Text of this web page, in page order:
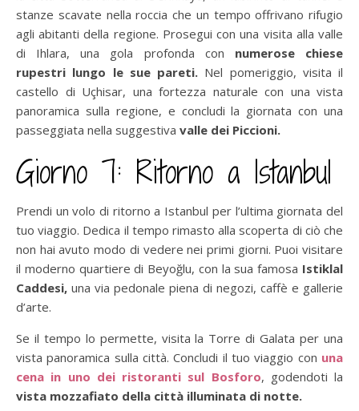
stanze scavate nella roccia che un tempo offrivano rifugio
agli abitanti della regione. Prosegui con una visita alla valle
di Ihlara, una gola profonda con numerose chiese
rupestri lungo le sue pareti. Nel pomeriggio, visita il
castello di Uçhisar, una fortezza naturale con una vista
panoramica sulla regione, e concludi la giornata con una
passeggiata nella suggestiva valle dei Piccioni.
Giorno 7: Ritorno a Istanbul
Prendi un volo di ritorno a Istanbul per l’ultima giornata del
tuo viaggio. Dedica il tempo rimasto alla scoperta di ciò che
non hai avuto modo di vedere nei primi giorni. Puoi visitare
il moderno quartiere di Beyoğlu, con la sua famosa Istiklal
Caddesi, una via pedonale piena di negozi, caffè e gallerie
d’arte.
Se il tempo lo permette, visita la Torre di Galata per una
vista panoramica sulla città. Concludi il tuo viaggio con una
cena in uno dei ristoranti sul Bosforo, godendoti la
vista mozzafiato della città illuminata di notte.